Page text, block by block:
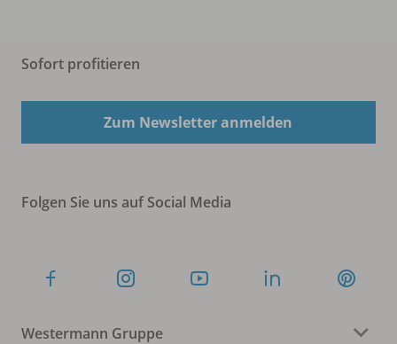
Sofort profitieren
Zum Newsletter anmelden
Folgen Sie uns auf Social Media
Westermann Gruppe